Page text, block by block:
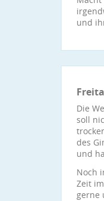
und
Die
soll
des
und
Noch
Zeit
gerne